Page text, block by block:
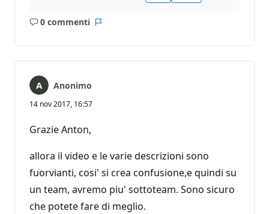
0 commenti
Nessun
Anonimo
14 nov 2017, 16:57
Grazie Anton,
allora il video e le varie descrizioni sono
fuorvianti, cosi' si crea confusione,e quindi su
un team, avremo piu' sottoteam. Sono sicuro
che potete fare di meglio.